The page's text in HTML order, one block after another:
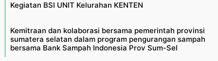
Kegiatan BSI UNIT Kelurahan KENTEN
Kemitraan dan kolaborasi bersama pemerintah provinsi
sumatera selatan dalam program pengurangan sampah
bersama Bank Sampah Indonesia Prov Sum-Sel